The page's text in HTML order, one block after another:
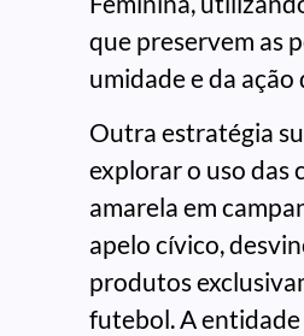
que preservem as
umidade e da ação
Outra estratégia
explorar o uso das
amarela em
apelo cívico,
produtos
futebol. A